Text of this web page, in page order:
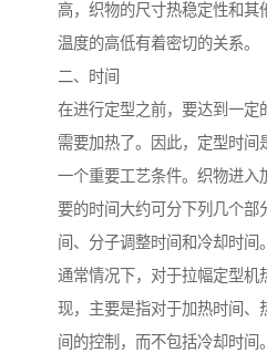
高，织物的尺寸热稳定性和其
温度的高低有着密切的关系。
二、时间
在进行定型之前，要达到一定
需要加热了。因此，定型时间
一个重要工艺条件。织物进入
要的时间大约可分下列几个部
间、分子调整时间和冷却时间。
通常情况下，对于拉幅定型机
现，主要是指对于加热时间、
间的控制，而不包括冷却时间